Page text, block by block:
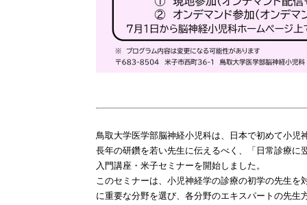
鳥取大学医学部脳神経小児科は、日本で初めて小児
長年の研鑽を若い先生に伝えるべく、「日常診療に
入門講座・米子セミナーを開始しました。
このセ ミナーは、小児神経学の診療の初学の先生
に重要な分野を選び、各分野のエキスパートの先